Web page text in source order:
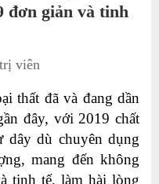
đơn giản và tinh
viên
thất đã và đang dần
đây, với 2019 chất
dây dù chuyên dụng
mang đến không
tinh tế, làm hài lòng